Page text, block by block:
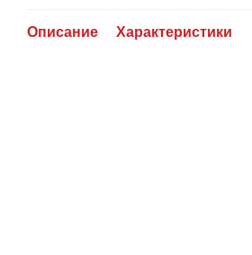
Описание Характеристики